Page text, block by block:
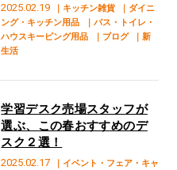
2025.02.19 ｜キッチン雑貨
｜ダイニ
ング・キッチン用品
｜バス・トイレ・
ハウスキーピング用品
｜ブログ
｜新
生活
2025.02.17
｜イベント・フェア・キャ
学習デスク売場スタッフが
選ぶ、この春おすすめのデ
スク２選！